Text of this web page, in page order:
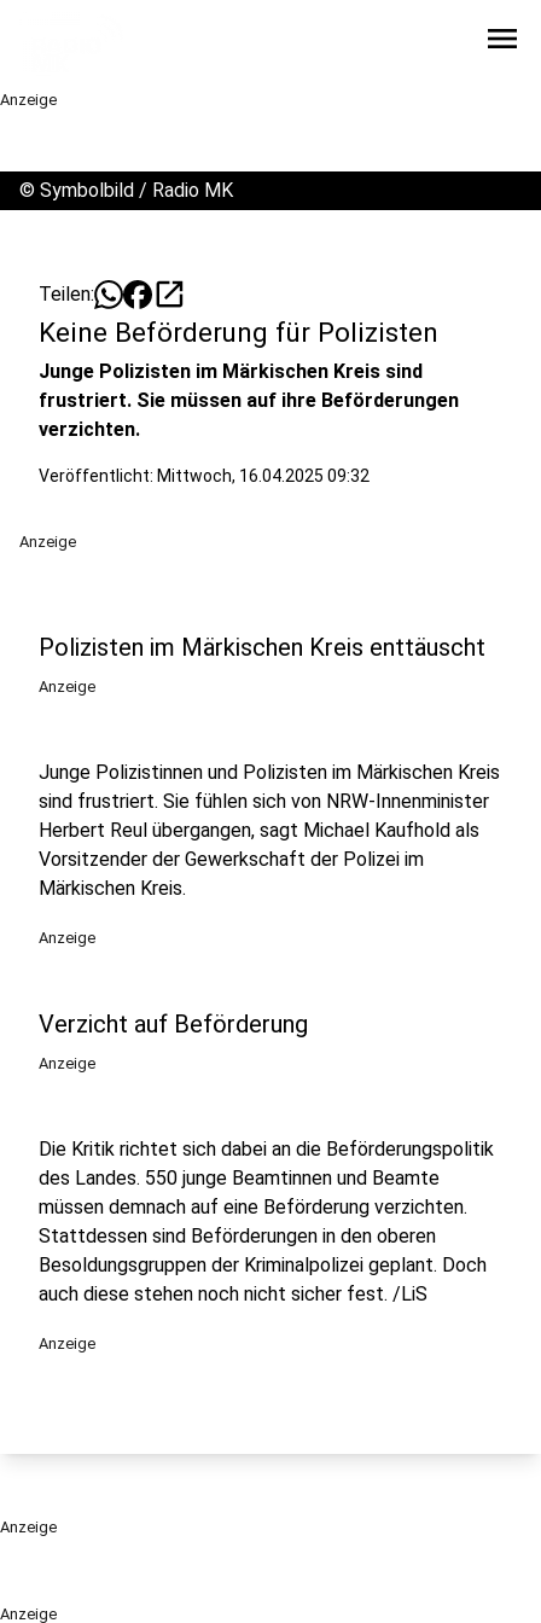
menu
Anzeige
Anzeige
© Symbolbild / Radio MK
Teilen: open_in_new
Keine Beförderung für Polizisten
Junge Polizisten im Märkischen Kreis sind
frustriert. Sie müssen auf ihre Beförderungen
verzichten.
Veröffentlicht: Mittwoch, 16.04.2025 09:32
Anzeige
Polizisten im Märkischen Kreis enttäuscht
Anzeige
Junge Polizistinnen und Polizisten im Märkischen Kreis
sind frustriert. Sie fühlen sich von NRW-Innenminister
Herbert Reul übergangen, sagt Michael Kaufhold als
Vorsitzender der Gewerkschaft der Polizei im
Märkischen Kreis.
Anzeige
Verzicht auf Beförderung
Anzeige
Die Kritik richtet sich dabei an die Beförderungspolitik
des Landes. 550 junge Beamtinnen und Beamte
müssen demnach auf eine Beförderung verzichten.
Stattdessen sind Beförderungen in den oberen
Besoldungsgruppen der Kriminalpolizei geplant. Doch
auch diese stehen noch nicht sicher fest. /LiS
Anzeige
Anzeige